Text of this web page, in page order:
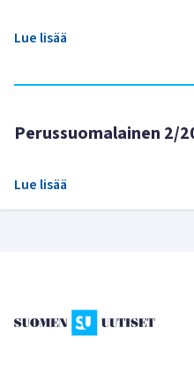
Lue lisää
Perussuomalainen 2/
Lue lisää